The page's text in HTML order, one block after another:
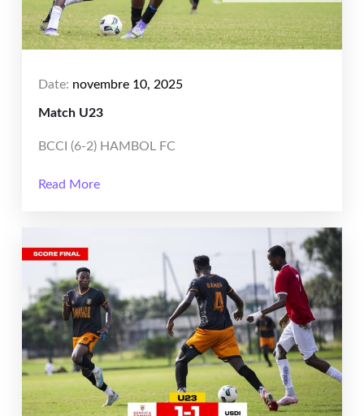
Date: novembre 10, 2025
Match U23
BCCI (6-2) HAMBOL FC
Read More